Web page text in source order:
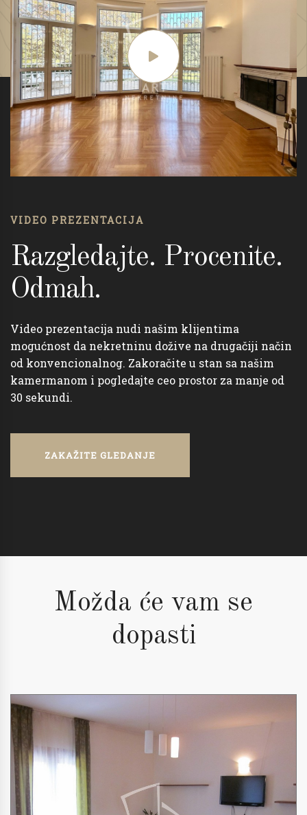
VIDEO PREZENTACIJA
Razgledajte. Procenite.
Odmah.
Video prezentacija nudi našim klijentima
mogućnost da nekretninu dožive na drugačiji način
od konvencionalnog. Zakoračite u stan sa našim
kamermanom i pogledajte ceo prostor za manje od
30 sekundi.
ZAKAŽITE GLEDANJE
Možda će vam se
dopasti